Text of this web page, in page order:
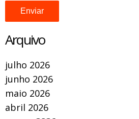
Arquivo
julho 2026
junho 2026
maio 2026
abril 2026